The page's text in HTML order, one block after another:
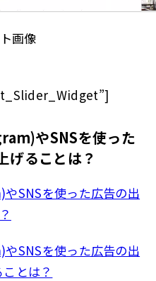
画像
やSNSを使った
げることは？
SNSを使った広告の出
SNSを使った広告の出
とは？